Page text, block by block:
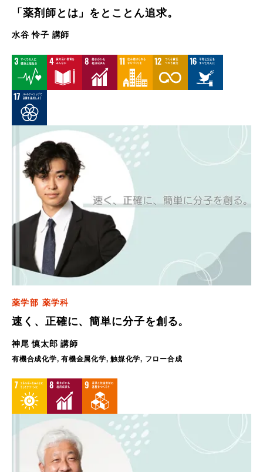
「薬剤師とは」をとことん追求。
水谷 怜子 講師
薬学部 薬学科
速く、正確に、簡単に分子を創る。
神尾 慎太郎 講師
有機合成化学, 有機金属化学, 触媒化学, フロー合成